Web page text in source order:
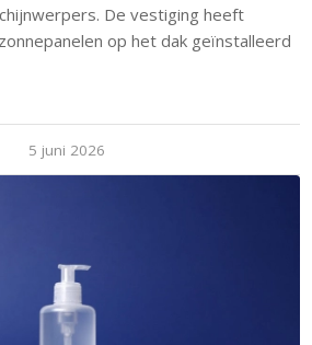
De vestiging heeft
op het dak geïnstalleerd
5 juni 2026